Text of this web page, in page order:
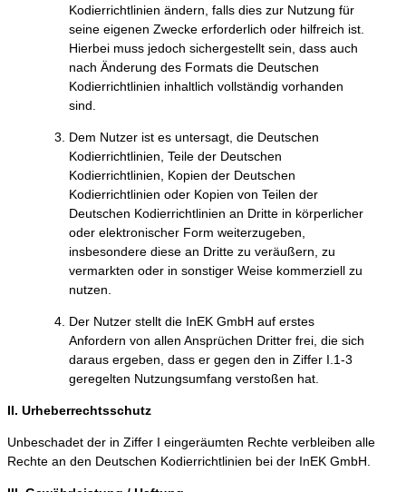
Kodierrichtlinien ändern, falls dies zur Nutzung für
seine eigenen Zwecke erforderlich oder hilfreich ist.
Hierbei muss jedoch sichergestellt sein, dass auch
nach Änderung des Formats die Deutschen
Kodierrichtlinien inhaltlich vollständig vorhanden
sind.
Dem Nutzer ist es untersagt, die Deutschen
Kodierrichtlinien, Teile der Deutschen
Kodierrichtlinien, Kopien der Deutschen
Kodierrichtlinien oder Kopien von Teilen der
Deutschen Kodierrichtlinien an Dritte in körperlicher
oder elektronischer Form weiterzugeben,
insbesondere diese an Dritte zu veräußern, zu
vermarkten oder in sonstiger Weise kommerziell zu
nutzen.
Der Nutzer stellt die InEK GmbH auf erstes
Anfordern von allen Ansprüchen Dritter frei, die sich
daraus ergeben, dass er gegen den in Ziffer I.1-3
geregelten Nutzungsumfang verstoßen hat.
II. Urheberrechtsschutz
Unbeschadet der in Ziffer I eingeräumten Rechte verbleiben alle
Rechte an den Deutschen Kodierrichtlinien bei der InEK GmbH.